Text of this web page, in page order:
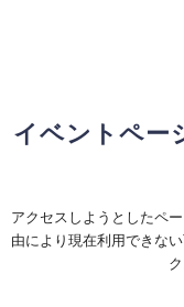
イベントペー
アクセスしようとしたペ
由により現在利用できな